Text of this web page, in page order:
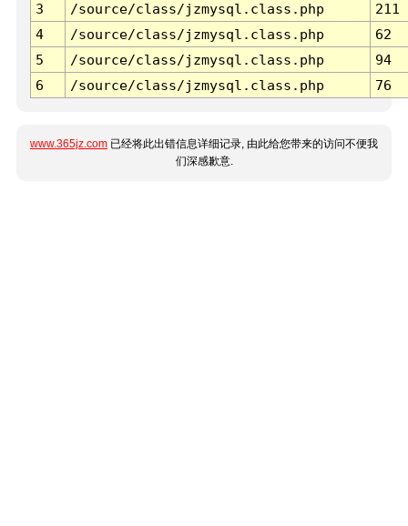
3 /source/class/jzmysql.class.php
211
4
/source/class/jzmysql.class.php
62
5
/source/class/jzmysql.class.php
94
6
/source/class/jzmysql.class.php 76
www.365jz.com 已经将此出错信息详细记录, 由此给您带来的访问不便我
们深感歉意.